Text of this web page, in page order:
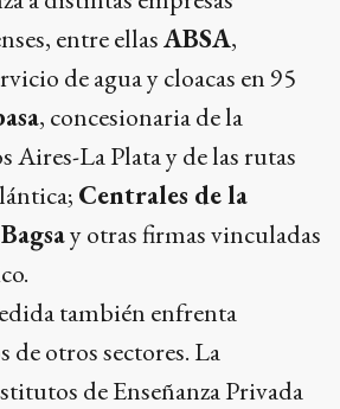
entre ellasABSA,
de agua y cloacas en 95
, concesionaria de la
Aires-La Plata y de las rutas
Centrales de la
Bagsay otras firmas vinculadas
también enfrenta
de otros sectores. La
de Enseñanza Privada